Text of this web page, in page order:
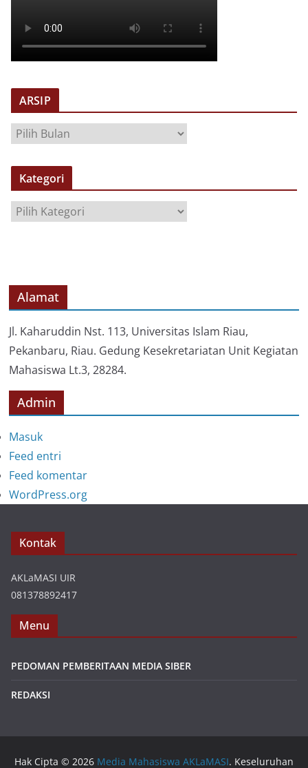
ARSIP
R
S
P
Kategori
a
r
i
Alamat
Jl. Kaharuddin Nst. 113, Universitas Islam Riau,
Pekanbaru, Riau. Gedung Kesekretariatan Unit Kegiatan
Mahasiswa Lt.3, 28284.
Admin
Masuk
Feed entri
Feed komentar
WordPress.org
Kontak
AKLaMASI UIR
081378892417
Menu
PEDOMAN PEMBERITAAN MEDIA SIBER
REDAKSI
Hak Cipta © 2026 Media Mahasiswa AKLaMASI. Keseluruhan